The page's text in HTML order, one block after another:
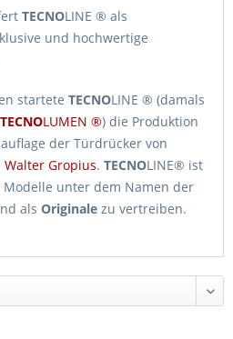
TECNOLINE ® als
und hochwertige
startete TECNOLINE ® (damals
TECNOLUMEN ®) die Produktion
der Türdrücker von
Walter Gropius. TECNOLINE® ist
unter dem Namen der
als Originale zu vertreiben.